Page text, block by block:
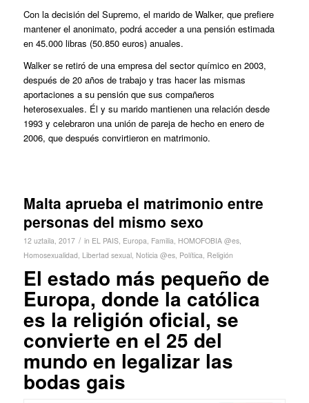
Con la decisión del Supremo, el marido de Walker, que prefiere
mantener el anonimato, podrá acceder a una pensión estimada
en 45.000 libras (50.850 euros) anuales.
Walker se retiró de una empresa del sector químico en 2003,
después de 20 años de trabajo y tras hacer las mismas
aportaciones a su pensión que sus compañeros
heterosexuales. Él y su marido mantienen una relación desde
1993 y celebraron una unión de pareja de hecho en enero de
2006, que después convirtieron en matrimonio.
Malta aprueba el matrimonio entre
personas del mismo sexo
12 uztaila, 2017 / in EL PAIS, Europa, Familia, HOMOFOBIA @es,
Homosexualidad, Libertad sexual, Noticia @es, Política, Religión
El estado más pequeño de
Europa, donde la católica
es la religión oficial, se
convierte en el 25 del
mundo en legalizar las
bodas gais